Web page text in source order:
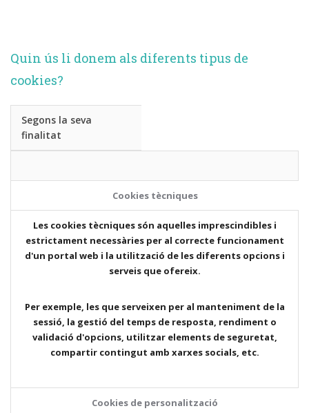
Quin ús li donem als diferents tipus de
cookies?
Segons la seva
finalitat
Cookies tècniques
Les cookies tècniques són aquelles imprescindibles i
estrictament necessàries per al correcte funcionament
d'un portal web i la utilització de les diferents opcions i
serveis que ofereix.
Per exemple, les que serveixen per al manteniment de la
sessió, la gestió del temps de resposta, rendiment o
validació d'opcions, utilitzar elements de seguretat,
compartir contingut amb xarxes socials, etc.
Cookies de personalització